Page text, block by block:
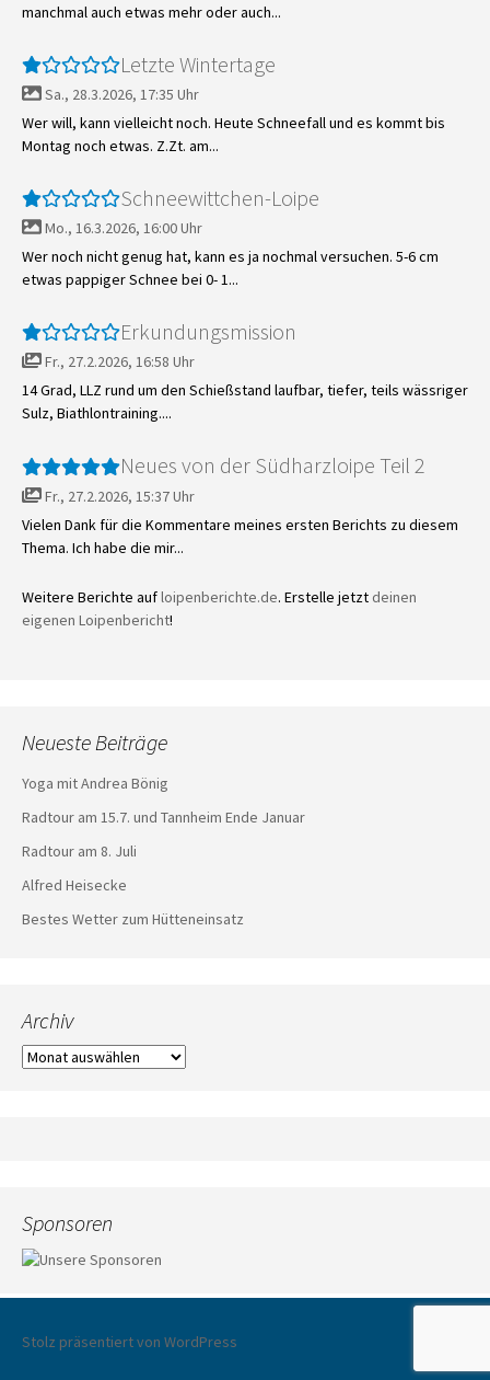
manchmal auch etwas mehr oder auch...
Letzte Wintertage
Sa., 28.3.2026, 17:35 Uhr
Wer will, kann vielleicht noch. Heute Schneefall und es kommt bis
Montag noch etwas. Z.Zt. am...
Schneewittchen-Loipe
Mo., 16.3.2026, 16:00 Uhr
Wer noch nicht genug hat, kann es ja nochmal versuchen. 5-6 cm
etwas pappiger Schnee bei 0- 1...
Erkundungsmission
Fr., 27.2.2026, 16:58 Uhr
14 Grad, LLZ rund um den Schießstand laufbar, tiefer, teils wässriger
Sulz, Biathlontraining....
Neues von der Südharzloipe Teil 2
Fr., 27.2.2026, 15:37 Uhr
Vielen Dank für die Kommentare meines ersten Berichts zu diesem
Thema. Ich habe die mir...
Weitere Berichte aufloipenberichte.de. Erstelle jetzt deinen
eigenen Loipenbericht!
Neueste Beiträge
Yoga mit Andrea Bönig
Radtour am 15.7. und Tannheim Ende Januar
Radtour am 8. Juli
Alfred Heisecke
Bestes Wetter zum Hütteneinsatz
Archiv
Archiv
Sponsoren
Stolz präsentiert von WordPress